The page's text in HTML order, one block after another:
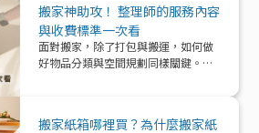
搬家神助攻！ 整理師的服務內容
與收費標準一次看
面對搬家，除了打包與搬運，如何做
好物品分類與空間規劃同樣關鍵。本
一次解析！
搬家紙箱哪裡買？為什麼搬家紙